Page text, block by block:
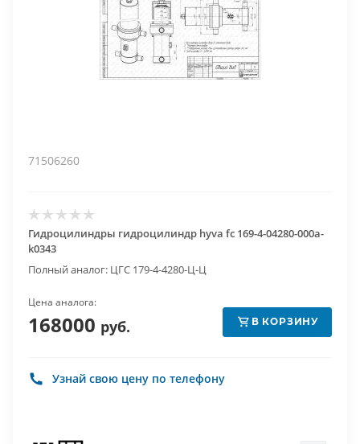
71506260
Гидроцилиндры гидроцилиндр hyva fc 169-4-04280-000a-
k0343
Полный аналог: ЦГС 179-4-4280-Ц-Ц
Цена аналога:
168000 руб. В КОРЗИНУ
Узнай свою цену по телефону